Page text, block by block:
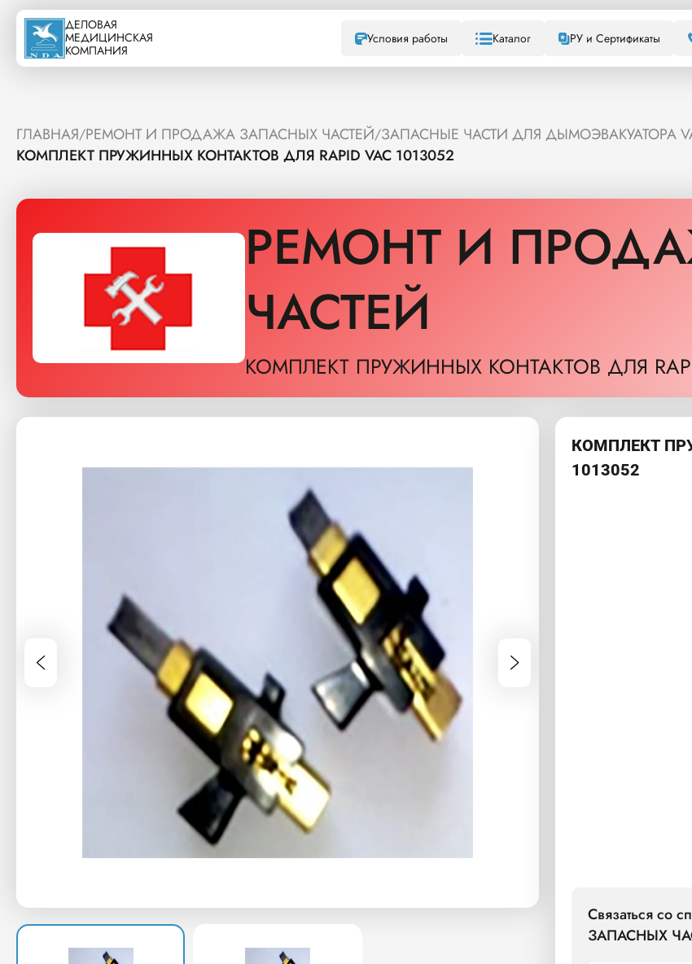
ДЕЛОВАЯ
МЕДИЦИНСКАЯ
КОМПАНИЯ
Условия работы Каталог РУ и Сертификаты
ГЛАВНАЯ/РЕМОНТ И ПРОДАЖА ЗАПАСНЫХ ЧАСТЕЙ/ЗАПАСНЫЕ ЧАСТИ ДЛЯ ДЫМОЭВАКУАТОРА
КОМПЛЕКТ ПРУЖИННЫХ КОНТАКТОВ ДЛЯ RAPID VAC 1013052
РЕМОНТ И
ЧАСТЕЙ
КОМПЛЕКТ ПРУЖИННЫХ КОНТАКТОВ ДЛЯ
КОМПЛЕКТ
1013052
Связаться со
ЗАПАСНЫХ